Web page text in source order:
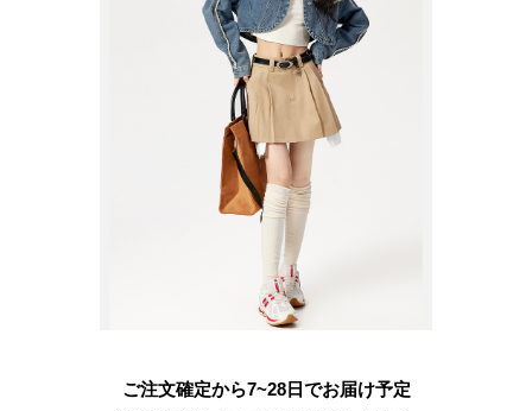
ご注文確定から7~28日でお届け予定